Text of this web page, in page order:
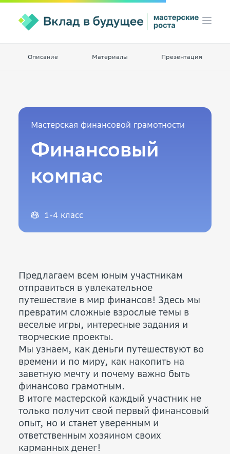
Мастерская финансовой грамотности
Финансовый
компас
1-4 класс
Предлагаем всем юным участникам
отправиться в увлекательное
путешествие в мир финансов! Здесь мы
превратим сложные взрослые темы в
веселые игры, интересные задания и
творческие проекты.
Мы узнаем, как деньги путешествуют во
времени и по миру, как накопить на
заветную мечту и почему важно быть
финансово грамотным.
В итоге мастерской каждый участник не
только получит свой первый финансовый
опыт, но и станет уверенным и
ответственным хозяином своих
карманных денег!
Описание Материалы Презентация